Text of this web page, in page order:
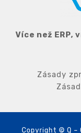
Více než ERP,
Zásady
Copyright © Q –